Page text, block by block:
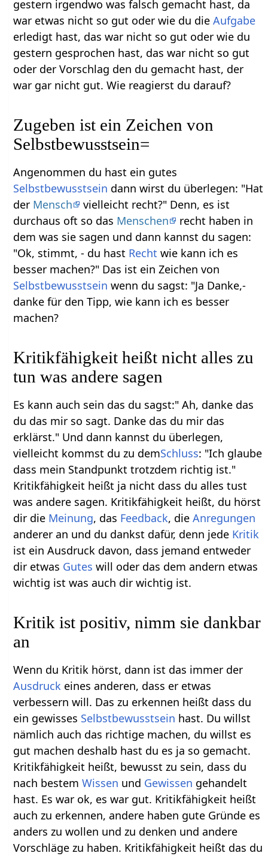
gestern irgendwo was falsch gemacht hast, da
war etwas nicht so gut oder wie du dieAufgabe
erledigt hast, das war nicht so gut oder wie du
gestern gesprochen hast, das war nicht so gut
oder der Vorschlag den du gemacht hast, der
war gar nicht gut. Wie reagierst du darauf?
Zugeben ist ein Zeichen von
Selbstbewusstsein=
Angenommen du hast ein gutes
Selbstbewusstsein dann wirst du überlegen: "Hat
der Mensch
vielleicht recht?" Denn, es ist
durchaus oft so das Menschen
recht haben in
dem was sie sagen und dann kannst du sagen:
"Ok, stimmt, - du hast Recht wie kann ich es
besser machen?" Das ist ein Zeichen von
Selbstbewusstsein wenn du sagst: "Ja Danke,-
danke für den Tipp, wie kann ich es besser
machen?
Kritikfähigkeit heißt nicht alles zu
tun was andere sagen
Es kann auch sein das du sagst:" Ah, danke das
du das mir so sagt. Danke das du mir das
erklärst." Und dann kannst du überlegen,
vielleicht kommst du zu demSchluss: "Ich glaube
dass mein Standpunkt trotzdem richtig ist."
Kritikfähigkeit heißt ja nicht dass du alles tust
was andere sagen. Kritikfähigkeit heißt, du hörst
dir die Meinung, das Feedback, dieAnregungen
anderer an und du dankst dafür, denn jede Kritik
ist ein Ausdruck davon, dass jemand entweder
dir etwas Gutes will oder das dem andern etwas
wichtig ist was auch dir wichtig ist.
Kritik ist positiv, nimm sie dankbar
an
Wenn du Kritik hörst, dann ist das immer der
Ausdruck eines anderen, dass er etwas
verbessern will. Das zu erkennen heißt dass du
ein gewisses Selbstbewusstsein hast. Du willst
nämlich auch das richtige machen, du willst es
gut machen deshalb hast du es ja so gemacht.
Kritikfähigkeit heißt, bewusst zu sein, dass du
nach bestemWissen und Gewissen gehandelt
hast. Es war ok, es war gut. Kritikfähigkeit heißt
auch zu erkennen, andere haben gute Gründe es
anders zu wollen und zu denken und andere
Vorschläge zu haben. Kritikfähigkeit heißt das du